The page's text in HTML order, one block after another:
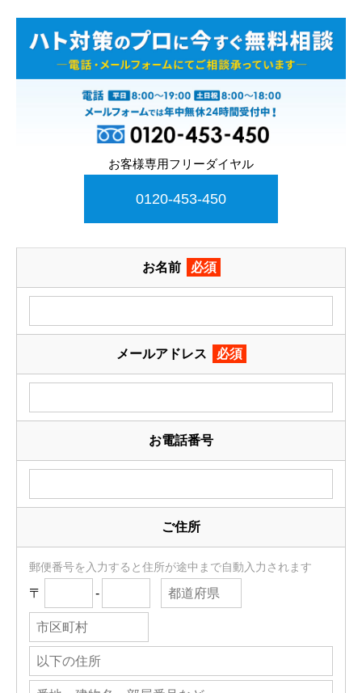
お客様専用フリーダイヤル
0120-453-450
お名前 必須
メールアドレス 必須
お電話番号
ご住所
郵便番号を入力すると住所が途中まで自動入力されます
〒 -